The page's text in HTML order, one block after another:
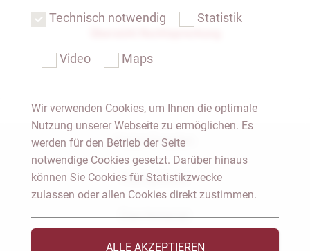
Notar Dresden
Fachgebiete
Das Notariat
Technisch notwendig Statistik
Video Maps
Wir verwenden Cookies, um Ihnen die optimale
Nutzung unserer Webseite zu ermöglichen. Es
werden für den Betrieb der Seite
notwendige Cookies gesetzt. Darüber hinaus
können Sie Cookies für Statistikzwecke
zulassen oder allen Cookies direkt zustimmen.
ALLE AKZEPTIEREN